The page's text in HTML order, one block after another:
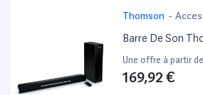
Thomson -
Barre De Son
Une offre à partir
169,92 €